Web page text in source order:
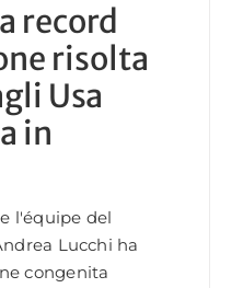
record
risolta
Usa
in
l'équipe del
Lucchi ha
congenita